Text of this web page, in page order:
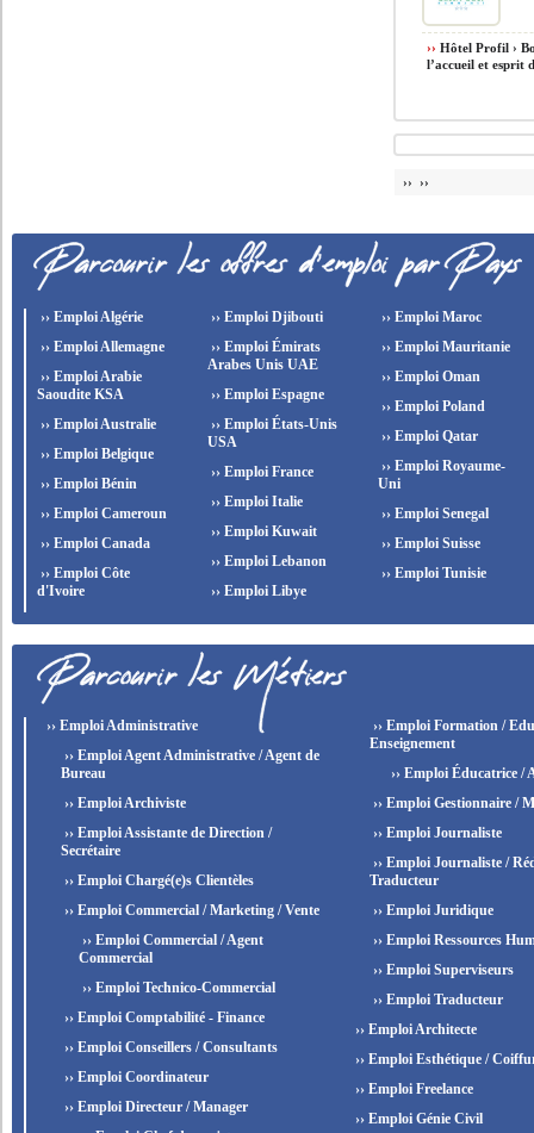
›› Hôtel Profil ›
l’accueil et esprit
›› ››
›› Emploi Algérie
›› Emploi Allemagne
›› Emploi Arabie
Saoudite KSA
›› Emploi Australie
›› Emploi Belgique
›› Emploi Bénin
›› Emploi Cameroun
›› Emploi Canada
›› Emploi Côte
d'Ivoire
›› Emploi Djibouti
›› Emploi Émirats
Arabes Unis UAE
›› Emploi Espagne
›› Emploi États-Unis
USA
›› Emploi France
›› Emploi Italie
›› Emploi Kuwait
›› Emploi Lebanon
›› Emploi Libye
›› Emploi Maroc
›› Emploi Mauritanie
›› Emploi Oman
›› Emploi Poland
›› Emploi Qatar
›› Emploi Royaume-
Uni
›› Emploi Senegal
›› Emploi Suisse
›› Emploi Tunisie
›› Emploi Administrative
›› Emploi Agent Administrative / Agent de
Bureau
›› Emploi Archiviste
›› Emploi Assistante de Direction /
Secrétaire
›› Emploi Chargé(e)s Clientèles
›› Emploi Commercial / Marketing / Vente
›› Emploi Commercial / Agent
Commercial
›› Emploi Technico-Commercial
›› Emploi Comptabilité - Finance
›› Emploi Conseillers / Consultants
›› Emploi Coordinateur
›› Emploi Directeur / Manager
›› Emploi Formation /
Enseignement
›› Emploi Éducatrice /
›› Emploi Gestionnaire /
›› Emploi Journaliste
›› Emploi Journaliste /
Traducteur
›› Emploi Juridique
›› Emploi Ressources
›› Emploi Superviseurs
›› Emploi Traducteur
›› Emploi Architecte
›› Emploi Esthétique /
›› Emploi Freelance
›› Emploi Génie Civil